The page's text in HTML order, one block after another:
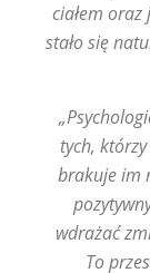
ciałem
stało się
tych,
brakuje im
wdrażać
To